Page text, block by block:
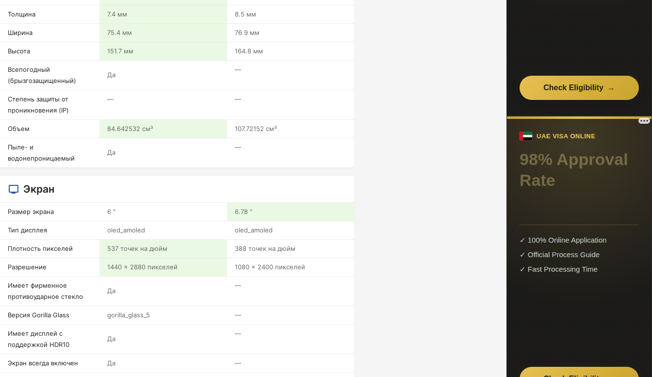
Толщина 7.4 мм 8.5 мм
Ширина 75.4 мм 76.9 мм
Высота 151.7 мм 164.8 мм
Всепогодный
(брызгозащищенный)
Да
—
Степень защиты от
проникновения (IP)
— —
Объем 84.642532 см³ 107.72152 см³
Пыле- и
водонепроницаемый
Да
—
Экран
Размер экрана 6 " 6.78 "
Тип дисплея oled_amoled oled_amoled
Плотность пикселей 537 точек на дюйм 388 точек на дюйм
Разрешение 1440 x 2880 пикселей 1080 x 2400 пикселей
Имеет фирменное
противоударное стекло
Да
—
Версия Gorilla Glass gorilla_glass_5 —
Имеет дисплей с
поддержкой HDR10
Да
—
Экран всегда включен Да —